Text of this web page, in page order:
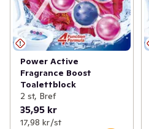
Power Active
Fragrance Boost
Toalettblock
2 st, Bref
35,95 kr
17,98 kr /st